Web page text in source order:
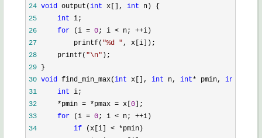
24 void output(int x[], int
25
int
26
for (i = 0; i < n; ++
27
         printf(
"%d "
28
     printf(
"\n"
29
30 void find_min_max(int x[], int n, int* pmin, int
31
int
32
     *pmin = *pmax = x[
0
33
for (i = 0; i < n; ++
34
if (x[i] < *